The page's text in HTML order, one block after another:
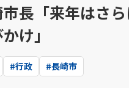
長「来年はさ
け」
#行政 #長崎市